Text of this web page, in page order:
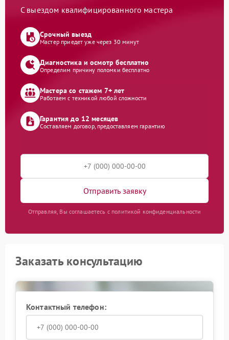
С выездом квалифицированного мастера
Срочный выезд
Мастер приедет уже через 30 минут
Диагностика и осмотр бесплатно
Определим причину поломки бесплатно
Мастера со стажем 7+ лет
Работаем с техникой любой сложности
Гарантия до 12 месяцев
Составляем договор, предоставляем гарантию
Отправить заявку
Отправляя, Вы соглашаетесь с политикой конфиденциальности
Заказать консультацию
Контактный телефон: